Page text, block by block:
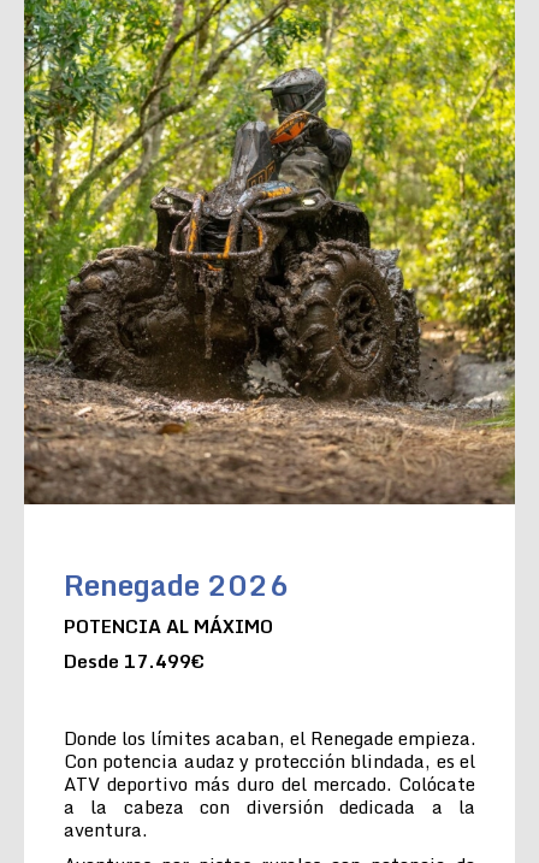
Renegade 2026
POTENCIA AL MÁXIMO
Desde 17.499€
Donde los límites acaban, el Renegade empieza.
Con potencia audaz y protección blindada, es el
ATV deportivo más duro del mercado. Colócate
a la cabeza con diversión dedicada a la
aventura.